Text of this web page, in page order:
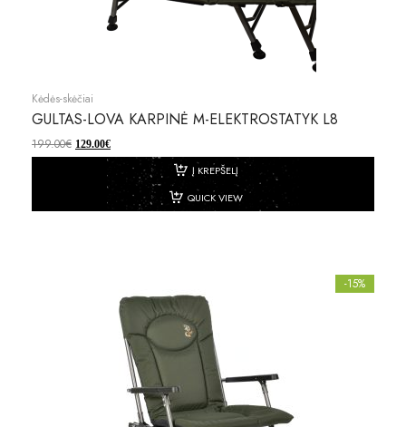
Kėdės-skėčiai
GULTAS-LOVA KARPINĖ M-ELEKTROSTATYK L8
199.00€ 129.00€
Į KREPŠELĮ
QUICK VIEW
-15%